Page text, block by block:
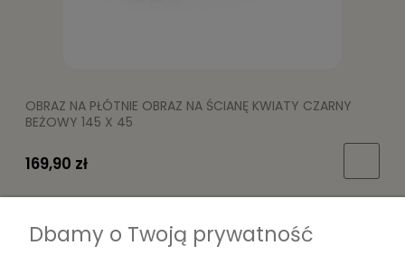
OBRAZ NA PŁÓTNIE OBRAZ NA ŚCIANĘ KWIATY CZARNY
BEŻOWY 145 X 45
169,90 zł
Dbamy o Twoją prywatność